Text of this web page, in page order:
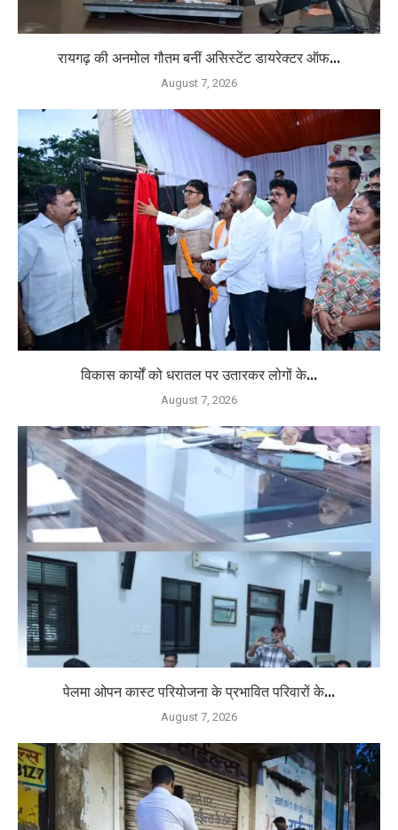
रायगढ़ की अनमोल गौतम बनीं असिस्टेंट डायरेक्टर ऑफ...
August 7, 2026
विकास कार्यों को धरातल पर उतारकर लोगों के...
August 7, 2026
पेलमा ओपन कास्ट परियोजना के प्रभावित परिवारों के...
August 7, 2026